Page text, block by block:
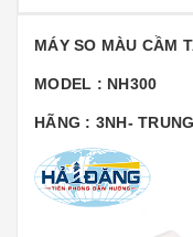
MÁY SO MÀU CẦM
MODEL : NH300
HÃNG : 3NH-